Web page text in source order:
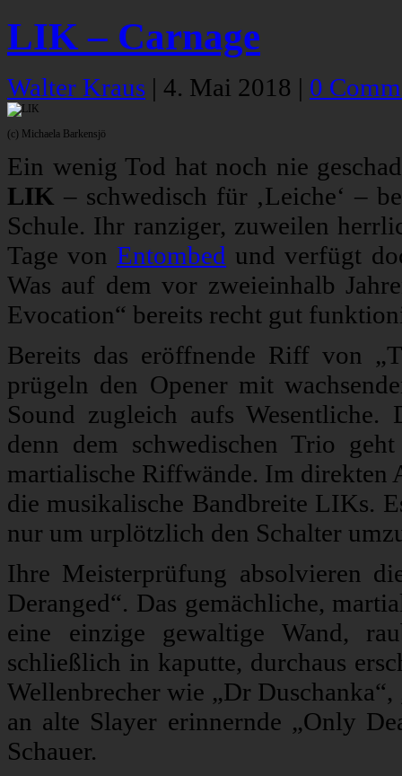
LIK – Carnage
Walter Kraus | 4. Mai 2018 | 0
(c) Michaela Barkensjö
Ein wenig Tod hat noch nie
LIK – schwedisch für ‚Leiche‘ –
Schule. Ihr ranziger, zuweilen
Tage vonEntombed und verfügt
Was auf dem vor zweieinhalb
Evocation“ bereits recht gut
Bereits das eröffnende Riff von
prügeln den Opener mit
Sound zugleich aufs Wesentliche.
denn dem schwedischen Trio
martialische Riffwände. Im direkten
die musikalische Bandbreite LIKs.
nur um urplötzlich den Schalter
Ihre Meisterprüfung absolvieren
Deranged“. Das gemächliche,
eine einzige gewaltige Wand,
schließlich in kaputte, durchaus
Wellenbrecher wie „Dr
an alte Slayer erinnernde „Only
Schauer.